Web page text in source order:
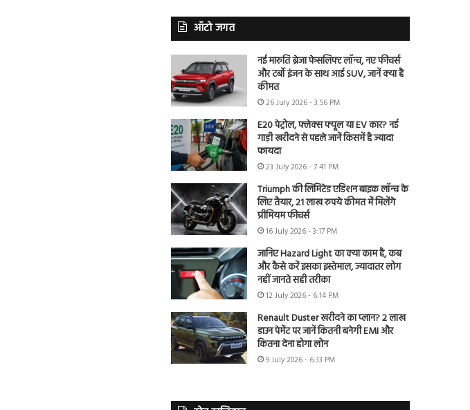
ऑटो जगत
नई मारुति ब्रेजा फेसलिफ्ट लॉन्च, नए फीचर्स
और टर्बो इंजन के साथ आई SUV, जानें क्या है
कीमत
26 July 2026 - 3:56 PM
E20 पेट्रोल, फ्लेक्स फ्यूल या EV कार? नई
गाड़ी खरीदने से पहले जानें किसमें है ज्यादा
फायदा
23 July 2026 - 7:41 PM
Triumph की लिमिटेड एडिशन बाइक लॉन्च के
लिए तैयार, 21 लाख रुपये कीमत में मिलेंगे
प्रीमियम फीचर्स
16 July 2026 - 3:17 PM
जानिए Hazard Light का क्या काम है, कब
और कैसे करें इसका इस्तेमाल, ज्यादातर लोग
नहीं जानते सही तरीका
12 July 2026 - 6:14 PM
Renault Duster खरीदने का प्लान? 2 लाख
डाउन पेमेंट पर जानें कितनी बनेगी EMI और
कितना देना होगा लोन
9 July 2026 - 6:33 PM